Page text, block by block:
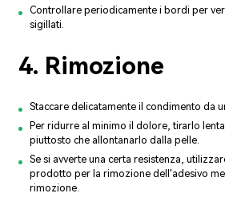
Controllare periodicamente i bordi per
sigillati.
4. Rimozione
Staccare delicatamente il condimento da
Per ridurre al minimo il dolore, tirarlo
piuttosto che allontanarlo dalla pelle.
Se si avverte una certa resistenza,
prodotto per la rimozione dell'adesivo
rimozione.